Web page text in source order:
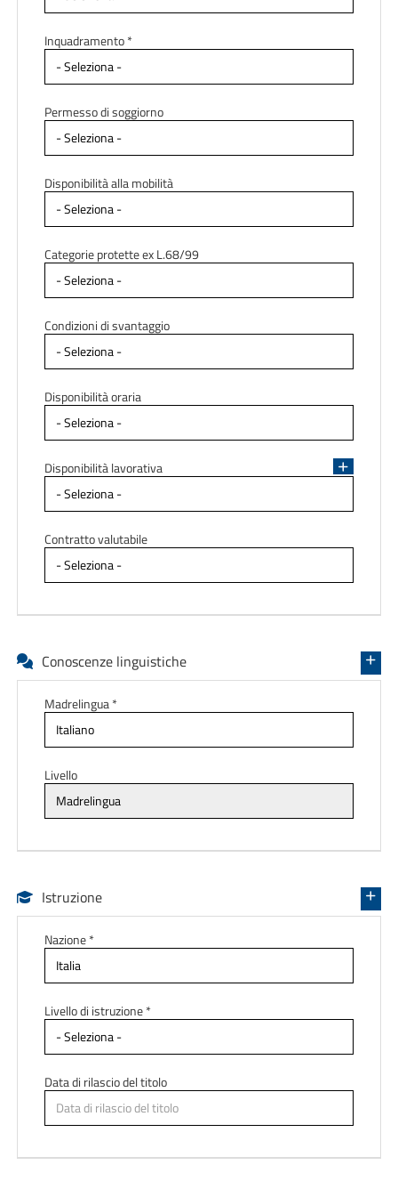
Inquadramento *
Permesso di soggiorno
Disponibilità alla mobilità
Categorie protette ex L.68/99
Condizioni di svantaggio
Disponibilità oraria
Disponibilità lavorativa
Contratto valutabile
Conoscenze linguistiche
Madrelingua *
Livello
Istruzione
Nazione *
Livello di istruzione *
Data di rilascio del titolo